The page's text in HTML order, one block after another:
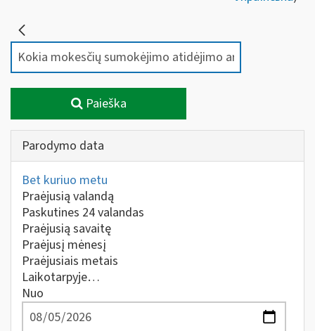
Paieška
Parodymo data
Bet kuriuo metu
Praėjusią valandą
Paskutines 24 valandas
Praėjusią savaitę
Praėjusį mėnesį
Praėjusiais metais
Laikotarpyje…
Nuo